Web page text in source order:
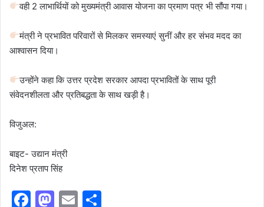
वही 2 लाभार्थियों को मुख्यमंत्री आवास योजना का प्रमाण पत्र भी सौंपा गया।
मंत्री ने प्रभावित परिवारों से मिलकर समस्याएं सुनीं और हर संभव मदद का
आश्वासन दिया।
उन्होंने कहा कि उत्तर प्रदेश सरकार आपदा प्रभावितों के साथ पूरी
संवेदनशीलता और प्रतिबद्धता के साथ खड़ी है।
विजुअल:
बाइट- उद्यान मंत्री
दिनेश प्रताप सिंह
F
M E